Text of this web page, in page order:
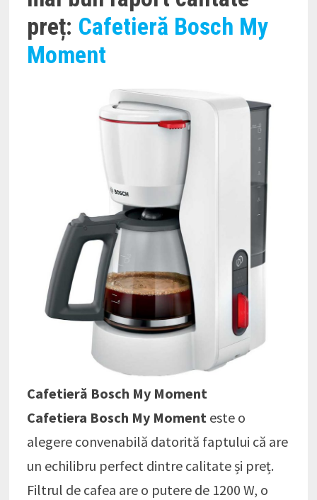
preț: Cafetieră Bosch My
Moment
Cafetieră Bosch My Moment
Cafetiera Bosch My Momenteste o
alegere convenabilă datorită faptului că are
un echilibru perfect dintre calitate și preț.
Filtrul de cafea are o putere de 1200 W, o